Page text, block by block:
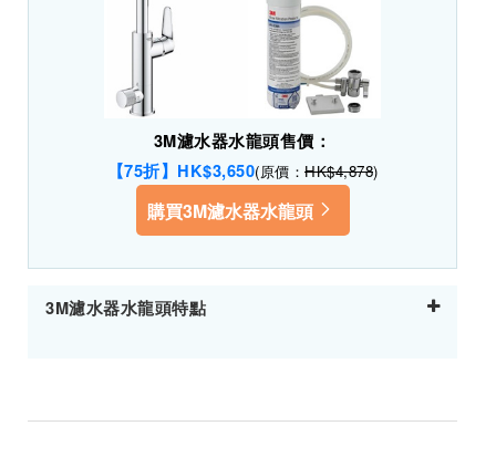
3M濾水器水龍頭售價：
【75折】HK$3,650(原價： HK$4,878)
購買3M濾水器水龍頭
3M濾水器水龍頭特點